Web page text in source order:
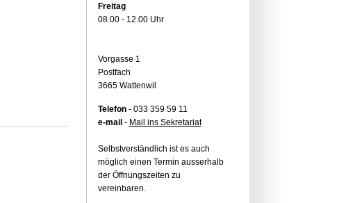
Freitag
08.00 - 12.00 Uhr
Vorgasse 1
Postfach
3665 Wattenwil
Telefon- 033 359 59 11
e-mail - Mail ins Sekretariat
Selbstverständlich ist es auch
möglich einen Termin ausserhalb
der Öffnungszeiten zu
vereinbaren.